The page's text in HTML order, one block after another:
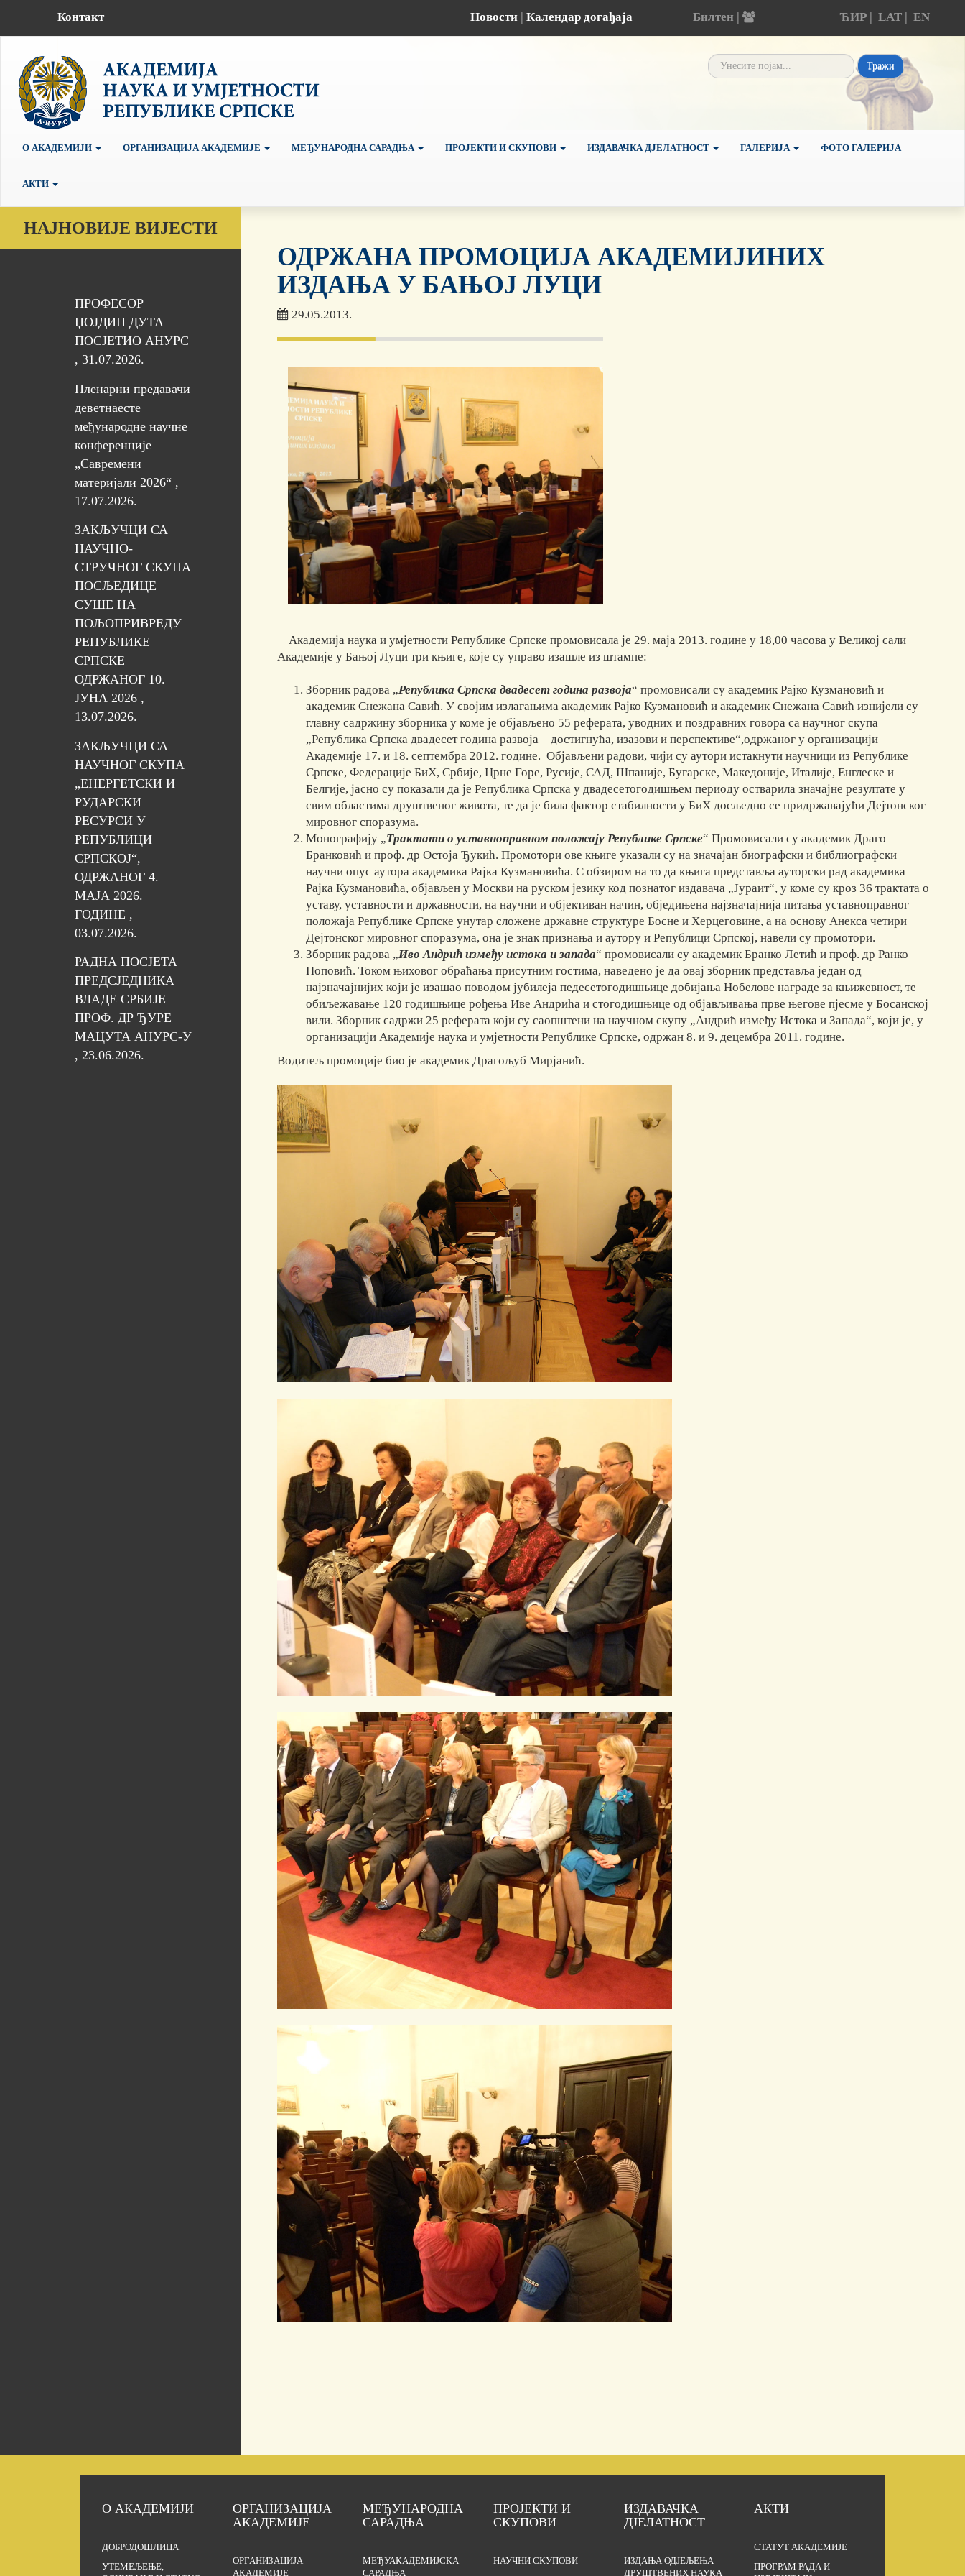
Контакт Новости | Календар догађаја Билтен | ЋИР| LAT| EN
Тражи
О АКАДЕМИЈИ ОРГАНИЗАЦИЈА АКАДЕМИЈЕ МЕЂУНАРОДНА САРАДЊА ПРОЈЕКТИ И СКУПОВИ ИЗДАВАЧКА ДЈЕЛАТНОСТ ГАЛЕРИЈА ФОТО ГАЛЕРИЈА
АКТИ
НАЈНОВИЈЕ ВИЈЕСТИ
ПРОФЕСОР
ЏОЈДИП ДУТА
ПОСЈЕТИО АНУРС
, 31.07.2026.
Пленарни предавачи
деветнаесте
међународне научне
конференције
„Савремени
материјали 2026“ ,
17.07.2026.
ЗАКЉУЧЦИ СА
НАУЧНО-
СТРУЧНОГ СКУПА
ПОСЉЕДИЦЕ
СУШЕ НА
ПОЉОПРИВРЕДУ
РЕПУБЛИКЕ
СРПСКЕ
ОДРЖАНОГ 10.
ЈУНА 2026 ,
13.07.2026.
ЗАКЉУЧЦИ СА
НАУЧНОГ СКУПА
„ЕНЕРГЕТСКИ И
РУДАРСКИ
РЕСУРСИ У
РЕПУБЛИЦИ
СРПСКОЈ“,
ОДРЖАНОГ 4.
МАЈА 2026.
ГОДИНЕ ,
03.07.2026.
РАДНА ПОСЈЕТА
ПРЕДСЈЕДНИКА
ВЛАДЕ СРБИЈЕ
ПРОФ. ДР ЂУРЕ
МАЦУТА АНУРС-У
, 23.06.2026.
ОДРЖАНА ПРОМОЦИЈА АКАДЕМИЈИНИХ
ИЗДАЊА У БАЊОЈ ЛУЦИ
29.05.2013.
Академија наука и умјетности Републике Српске промовисала је 29. маја 2013. године у 18,00 часова у Великој сали
Академије у Бањој Луци три књиге, које су управо изашле из штампе:
Зборник радова „Република Српска двадесет година развоја“ промовисали су академик Рајко Кузмановић и
академик Снежана Савић. У својим излагањима академик Рајко Кузмановић и академик Снежана Савић изнијели су
главну садржину зборника у коме је објављено 55 реферата, уводних и поздравних говора са научног скупа
„Република Српска двадесет година развоја – достигнућа, изазови и перспективе“,одржаног у организацији
Академије 17. и 18. септембра 2012. године. Објављени радови, чији су аутори истакнути научници из Републике
Српске, Федерације БиХ, Србије, Црне Горе, Русије, САД, Шпаније, Бугарске, Македоније, Италије, Енглеске и
Белгије, јасно су показали да је Република Српска у двадесетогодишњем периоду остварила значајне резултате у
свим областима друштвеног живота, те да је била фактор стабилности у БиХ досљедно се придржавајући Дејтонског
мировног споразума.
Монографију „Трактати о уставноправном положају Републике Српске“ Промовисали су академик Драго
Бранковић и проф. др Остоја Ђукић. Промотори ове књиге указали су на значајан биографски и библиографски
научни опус аутора академика Рајка Кузмановића. С обзиром на то да књига представља ауторски рад академика
Рајка Кузмановића, објављен у Москви на руском језику код познатог издавача „Јураит“, у коме су кроз 36 трактата о
уставу, уставности и државности, на научни и објективан начин, обједињена најзначајнија питања уставноправног
положаја Републике Српске унутар сложене државне структуре Босне и Херцеговине, а на основу Анекса четири
Дејтонског мировног споразума, она је знак признања и аутору и Републици Српској, навели су промотори.
Зборник радова „Иво Андрић између истока и запада“ промовисали су академик Бранко Летић и проф. др Ранко
Поповић. Током њиховог обраћања присутним гостима, наведено је да овај зборник представља један од
најзначајнијих који је изашао поводом јубилеја педесетогодишњице добијања Нобелове награде за књижевност, те
обиљежавање 120 годишњице рођења Иве Андрића и стогодишњице од објављивања прве његове пјесме у Босанској
вили. Зборник садржи 25 реферата који су саопштени на научном скупу „Андрић између Истока и Запада“, који је, у
организацији Академије наука и умјетности Републике Српске, одржан 8. и 9. децембра 2011. године.
Водитељ промоције био је академик Драгољуб Мирјанић.
О АКАДЕМИЈИ
ДОБРОДОШЛИЦА
УТЕМЕЉЕЊЕ,
ОРГАНИЗАЦИЈА
АКАДЕМИЈЕ
ОРГАНИЗАЦИЈА
АКАДЕМИЈЕ
МЕЂУНАРОДНА
САРАДЊА
МЕЂУАКАДЕМИЈСКА
САРАДЊА
ПРОЈЕКТИ И
СКУПОВИ
НАУЧНИ СКУПОВИ
ИЗДАВАЧКА
ДЈЕЛАТНОСТ
ИЗДАЊА ОДЈЕЉЕЊА
ДРУШТВЕНИХ НАУКА
АКТИ
СТАТУТ АКАДЕМИЈЕ
ПРОГРАМ РАДА И